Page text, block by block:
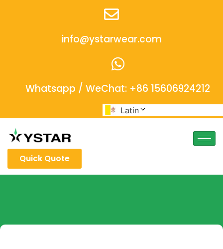
info@ystarwear.com
Whatsapp / WeChat: +86 15606924212
Latin
Quick Quote